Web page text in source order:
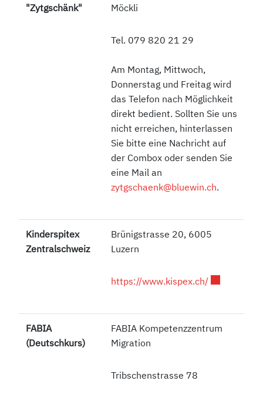
"Zytgschänk"
Möckli
Tel. 079 820 21 29
Am Montag, Mittwoch,
Donnerstag und Freitag wird
das Telefon nach Möglichkeit
direkt bedient. Sollten Sie uns
nicht erreichen, hinterlassen
Sie bitte eine Nachricht auf
der Combox oder senden Sie
eine Mail an
zytgschaenk@bluewin.ch.
Kinderspitex
Zentralschweiz
Brünigstrasse 20, 6005
Luzern
https://www.kispex.ch/Externer
FABIA
(Deutschkurs)
FABIA Kompetenzzentrum
Migration
Tribschenstrasse 78